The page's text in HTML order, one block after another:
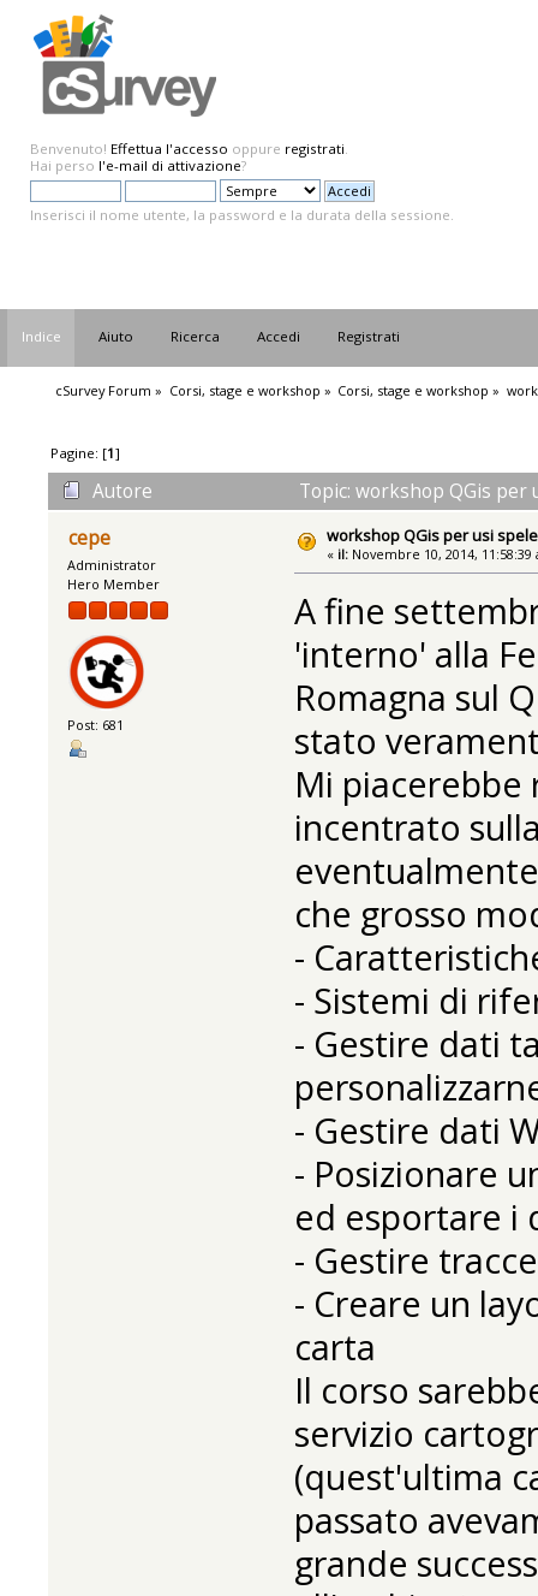
Benvenuto! Effettua l'accesso oppure registrati.
Hai perso l'e-mail di attivazione?
Inserisci il nome utente, la password e la durata della sessione.
Indice Aiuto Ricerca Accedi Registrati
cSurvey Forum » Corsi, stage e workshop » Corsi, stage e workshop »
Pagine: [1]
Autore
Topic: workshop QGis
cepe
Administrator
Hero Member
Post: 681
workshop QGis per usi
« il: Novembre 10, 2014, 11:58:39
A fine
'interno' alla
Romagna sul
stato
Mi piacerebbe
incentrato
che grosso
-
- Sistemi di
- Gestire dati
- Gestire dati
- Posizionare
ed esportare i
- Gestire
- Creare un
carta
Il corso
servizio
(quest'ultima
passato
grande